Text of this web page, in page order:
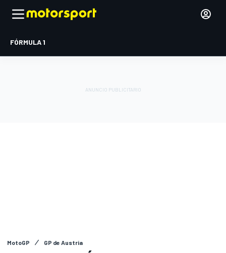
FÓRMULA 1
MotoGP GP de Austria